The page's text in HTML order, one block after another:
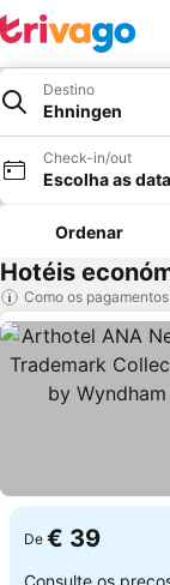
Destino
Ehningen
Check-in/out
Escolha as
Ordenar
Hotéis
Como os
De € 39
Consulte os